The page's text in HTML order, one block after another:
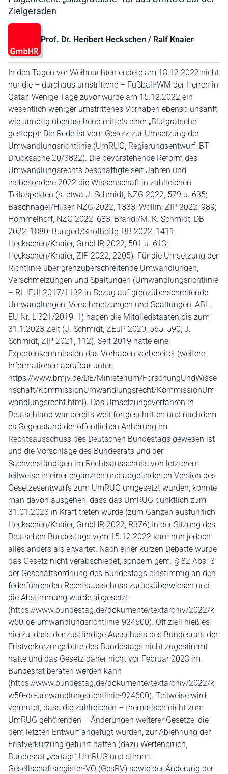
Zielgeraden
Prof. Dr. Heribert Heckschen / Ralf Knaier
In den Tagen vor Weihnachten endete am 18.12.2022 nicht
nur die – durchaus umstrittene – Fußball-WM der Herren in
Qatar. Wenige Tage zuvor wurde am 15.12.2022 ein
wesentlich weniger umstrittenes Vorhaben ebenso unsanft
wie unnötig überraschend mittels einer „Blutgrätsche“
gestoppt: Die Rede ist vom Gesetz zur Umsetzung der
Umwandlungsrichtlinie (UmRUG, Regierungsentwurf: BT-
Drucksache 20/3822). Die bevorstehende Reform des
Umwandlungsrechts beschäftigte seit Jahren und
insbesondere 2022 die Wissenschaft in zahlreichen
Teilaspekten (s. etwa J. Schmidt, NZG 2022, 579 u. 635;
Baschnagel/Hilser, NZG 2022, 1333; Wollin, ZIP 2022, 989;
Hommelhoff, NZG 2022, 683; Brandi/M. K. Schmidt, DB
2022, 1880; Bungert/Strothotte, BB 2022, 1411;
Heckschen/Knaier, GmbHR 2022, 501 u. 613;
Heckschen/Knaier, ZIP 2022, 2205). Für die Umsetzung der
Richtlinie über grenzüberschreitende Umwandlungen,
Verschmelzungen und Spaltungen (Umwandlungsrichtlinie
– RL [EU] 2017/1132 in Bezug auf grenzüberschreitende
Umwandlungen, Verschmelzungen und Spaltungen, ABl.
EU Nr. L 321/2019, 1) haben die Mitgliedstaaten bis zum
31.1.2023 Zeit (J. Schmidt, ZEuP 2020, 565, 590; J.
Schmidt, ZIP 2021, 112). Seit 2019 hatte eine
Expertenkommission das Vorhaben vorbereitet (weitere
Informationen abrufbar unter:
https://www.bmjv.de/DE/Ministerium/ForschungUndWisse
nschaft/KommissionUmwandlungsrecht/KommissionUm
wandlungsrecht.html). Das Umsetzungsverfahren in
Deutschland war bereits weit fortgeschritten und nachdem
es Gegenstand der öffentlichen Anhörung im
Rechtsausschuss des Deutschen Bundestags gewesen ist
und die Vorschläge des Bundesrats und der
Sachverständigen im Rechtsausschuss von letzterem
teilweise in einer ergänzten und abgeänderten Version des
Gesetzesentwurfs zum UmRUG umgesetzt wurden, konnte
man davon ausgehen, dass das UmRUG pünktlich zum
31.01.2023 in Kraft treten würde (zum Ganzen ausführlich
Heckschen/Knaier, GmbHR 2022, R376).In der Sitzung des
Deutschen Bundestags vom 15.12.2022 kam nun jedoch
alles anders als erwartet. Nach einer kurzen Debatte wurde
das Gesetz nicht verabschiedet, sondern gem. § 82 Abs. 3
der Geschäftsordnung des Bundestags einstimmig an den
federführenden Rechtsausschuss zurücküberwiesen und
die Abstimmung wurde abgesetzt
(https://www.bundestag.de/dokumente/textarchiv/2022/k
w50-de-umwandlungsrichtlinie-924600). Offiziell hieß es
hierzu, dass der zuständige Ausschuss des Bundesrats der
Fristverkürzungsbitte des Bundestags nicht zugestimmt
hatte und das Gesetz daher nicht vor Februar 2023 im
Bundesrat beraten werden kann
(https://www.bundestag.de/dokumente/textarchiv/2022/k
w50-de-umwandlungsrichtlinie-924600). Teilweise wird
vermutet, dass die zahlreichen – thematisch nicht zum
UmRUG gehörenden – Änderungen weiterer Gesetze, die
dem letzten Entwurf angefügt wurden, zur Ablehnung der
Fristverkürzung geführt hatten (dazu Wertenbruch,
Bundesrat „vertagt“ UmRUG und stimmt
Gesellschaftsregister-VO (GesRV) sowie der Änderung der